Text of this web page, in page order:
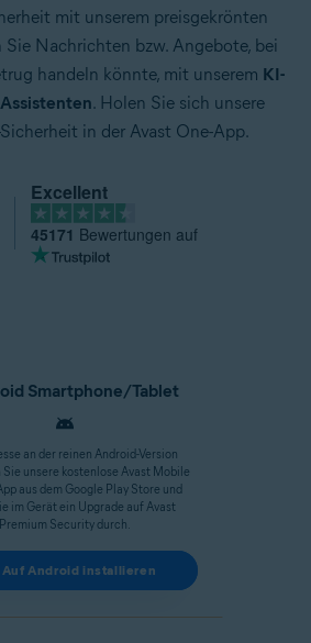
mit unserem preisgekrönten
Nachrichten bzw. Angebote, bei
handeln könnte, mit unserem KI-
. Holen Sie sich unsere
in der Avast One-App.
Excellent
45171 Bewertungen auf
Smartphone/Tablet
an der reinen Android-Version
unsere kostenlose Avast Mobile
aus dem Google Play Store und
im Gerät ein Upgrade auf Avast
Premium Security durch.
Auf Android installieren